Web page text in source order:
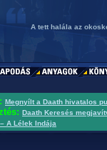
A tett halála az
Megnyílt a Daath hivatalos
Daath Keresés
A Lélek Indája